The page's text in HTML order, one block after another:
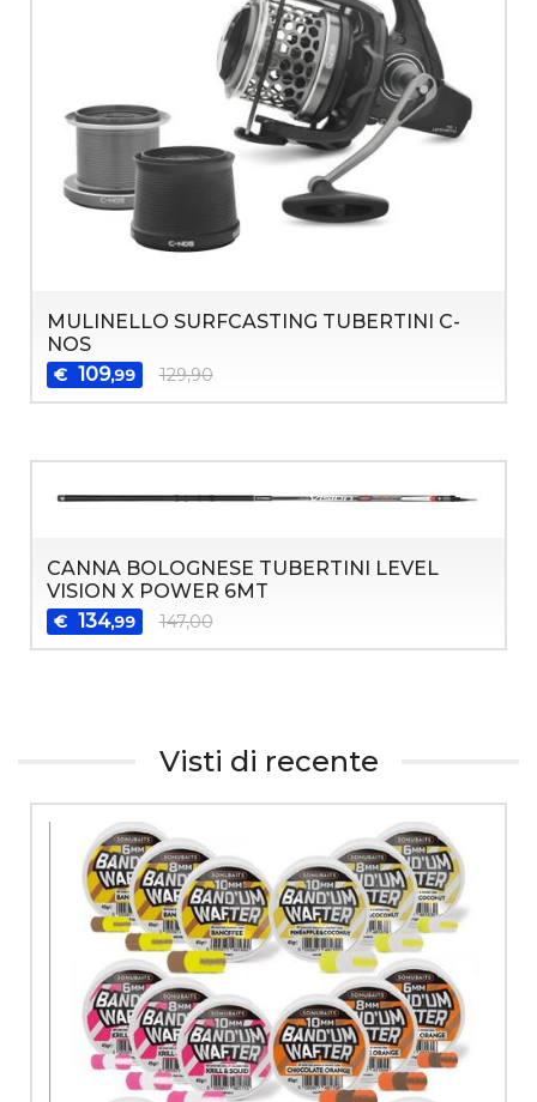
MULINELLO SURFCASTING TUBERTINI C-
NOS
€ 109,99 129,90
CANNA BOLOGNESE TUBERTINI LEVEL
VISION X POWER 6MT
€ 134,99 147,00
Visti di recente